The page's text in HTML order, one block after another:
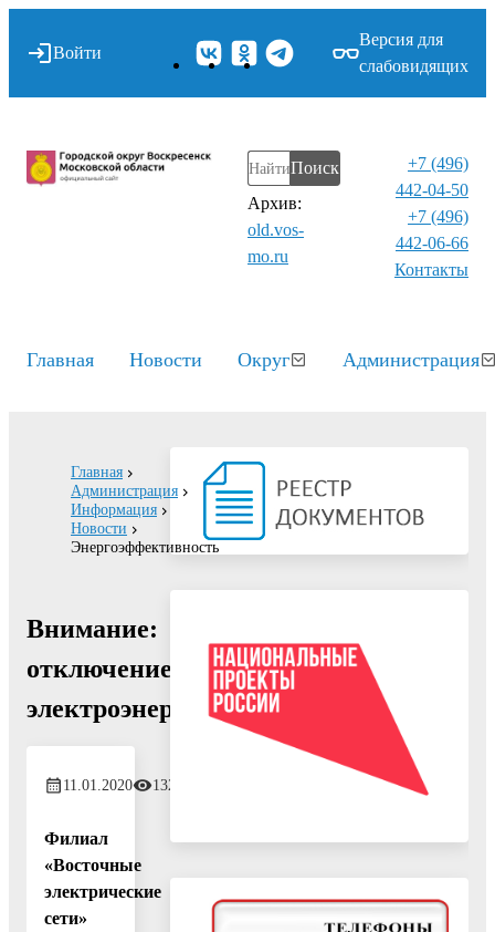
Войти
Версия для
слабовидящих
Поиск
Архив:
old.vos-
mo.ru
+7 (496)
442-04-50
+7 (496)
442-06-66
Контакты⁠
Главная Новости Округ Администрация
Главная
Администрация
Информация
Новости
Энергоэффективность
Внимание:
отключение
электроэнергии!
11.01.2020 1329
Филиал
«Восточные
электрические
сети»